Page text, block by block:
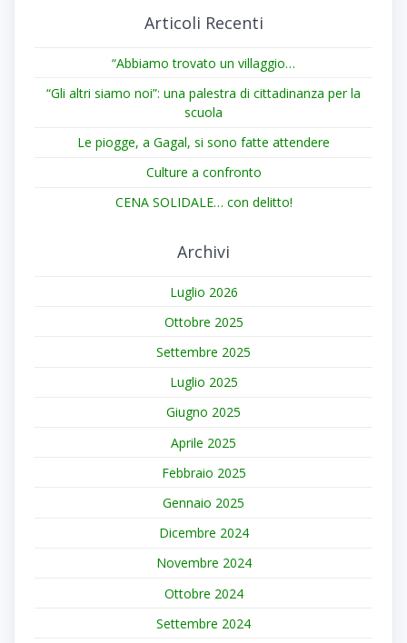
Articoli Recenti
“Abbiamo trovato un villaggio…
“Gli altri siamo noi”: una palestra di cittadinanza per la
scuola
Le piogge, a Gagal, si sono fatte attendere
Culture a confronto
CENA SOLIDALE… con delitto!
Archivi
Luglio 2026
Ottobre 2025
Settembre 2025
Luglio 2025
Giugno 2025
Aprile 2025
Febbraio 2025
Gennaio 2025
Dicembre 2024
Novembre 2024
Ottobre 2024
Settembre 2024